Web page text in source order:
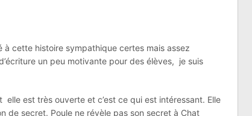
à cette histoire sympathique certes mais assez
un peu motivante pour des élèves, je suis
elle est très ouverte et c’est ce qui est intéressant. Elle
de secret. Poule ne révèle pas son secret à Chat